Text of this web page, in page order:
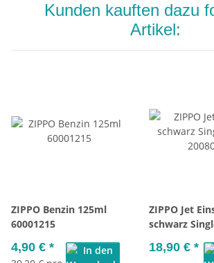
Kunden kauften dazu
Artikel:
ZIPPO Benzin 125ml
60001215
4,90 € *
ZIPPO Jet
schwarz
18,90 € *